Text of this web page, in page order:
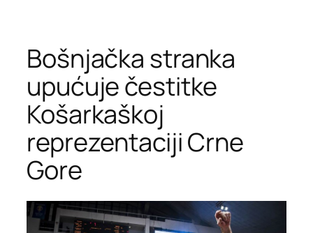
Bošnjačka stranka
upućuje čestitke
Košarkaškoj
reprezentaciji Crne
Gore